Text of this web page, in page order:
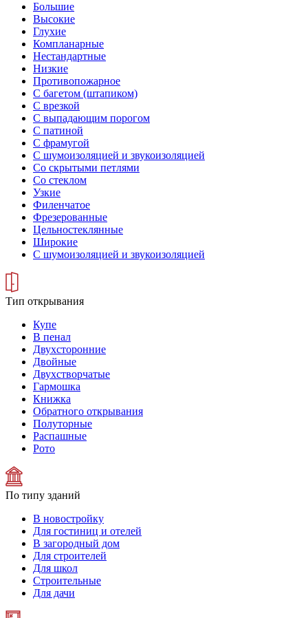
Большие
Высокие
Глухие
Компланарные
Нестандартные
Низкие
Противопожарное
С багетом (штапиком)
С врезкой
С выпадающим порогом
С патиной
С фрамугой
С шумоизоляцией и звукоизоляцией
Со скрытыми петлями
Со стеклом
Узкие
Филенчатое
Фрезерованные
Цельностеклянные
Широкие
С шумоизоляцией и звукоизоляцией
Тип открывания
Купе
В пенал
Двухсторонние
Двойные
Двухстворчатые
Гармошка
Книжка
Обратного открывания
Полуторные
Распашные
Рото
По типу зданий
В новостройку
Для гостиниц и отелей
В загородный дом
Для строителей
Для школ
Строительные
Для дачи